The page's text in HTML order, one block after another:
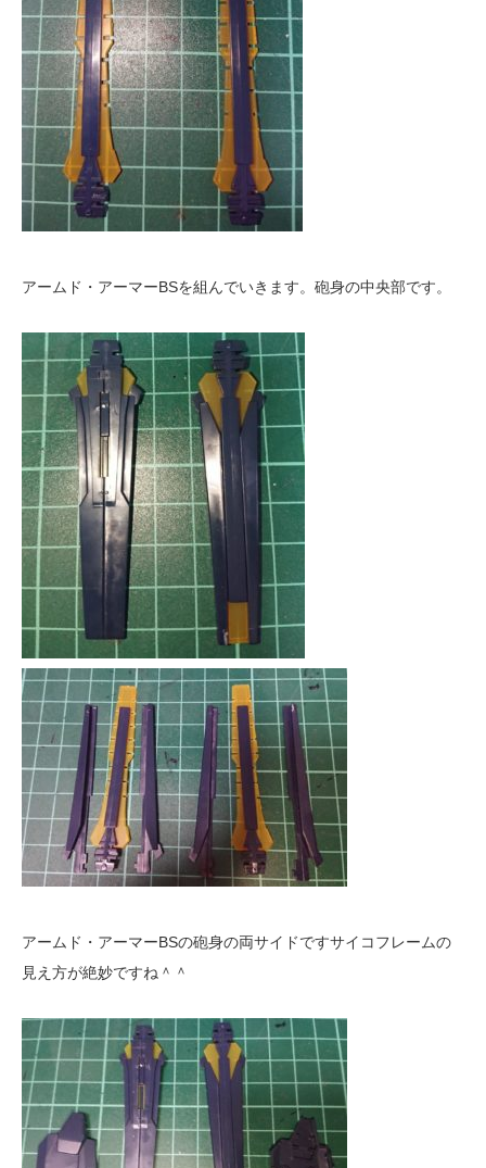
アームド・アーマーBSを組んでいきます。砲身の中央部です。
アームド・アーマーBSの砲身の両サイドですサイコフレームの
見え方が絶妙ですね＾＾